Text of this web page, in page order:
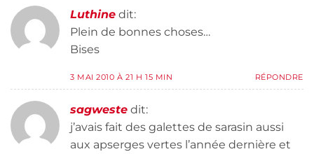
Luthine dit:
Plein de bonnes choses…
Bises
3 MAI 2010 À 21 H 15 MIN RÉPONDRE
sagweste dit:
j’avais fait des galettes de sarasin aussi
aux apserges vertes l’année dernière et